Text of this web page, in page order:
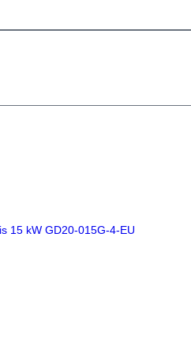
15 kW GD20-015G-4-EU